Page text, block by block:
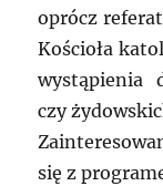
oprócz
Kościoła
wystąpienia
czy
się z